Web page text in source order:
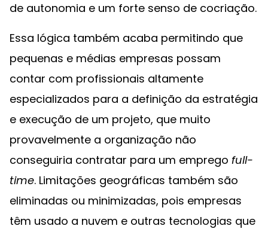
de autonomia e um forte senso de cocriação.
Essa lógica também acaba permitindo que
pequenas e médias empresas possam
contar com profissionais altamente
especializados para a definição da estratégia
e execução de um projeto, que muito
provavelmente a organização não
conseguiria contratar para um emprego full-
time. Limitações geográficas também são
eliminadas ou minimizadas, pois empresas
têm usado a nuvem e outras tecnologias que